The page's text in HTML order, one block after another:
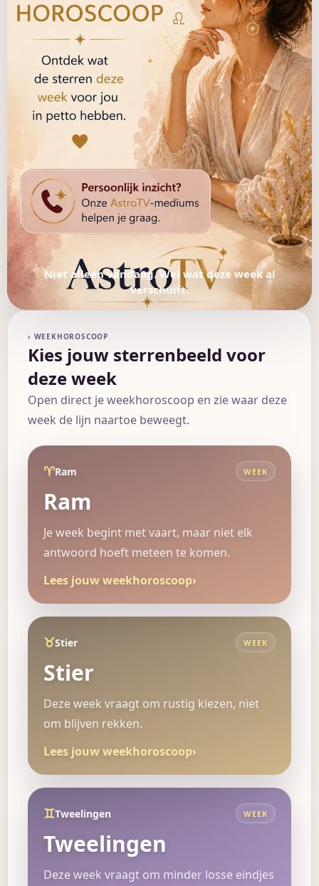
Niet alleen vandaag. Wel wat deze week al
verschuift.
› WEEKHOROSCOOP
Kies jouw sterrenbeeld voor
deze week
Open direct je weekhoroscoop en zie waar deze
week de lijn naartoe beweegt.
♈Ram WEEK
Ram
Je week begint met vaart, maar niet elk
antwoord hoeft meteen te komen.
Lees jouw weekhoroscoop›
♉Stier WEEK
Stier
Deze week vraagt om rustig kiezen, niet
om blijven rekken.
Lees jouw weekhoroscoop›
♊Tweelingen WEEK
Tweelingen
Deze week vraagt om minder losse eindjes